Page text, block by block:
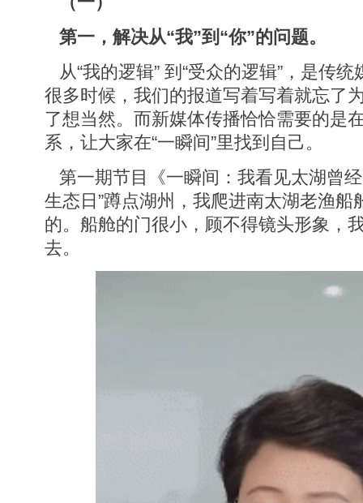
第一，解决从“我”到“你”的问题。
从“我的逻辑” 到“受众的逻辑”，是传
很多时候，我们的报道写着写着就忘了
了想当然。而新媒体传播恰恰需要的是
系，让大家在“一瞬间”里找到自己。
第一期节目《一瞬间：我看见太湖曾
生态日”蹲点湖州，我爬进南太湖老渔船
的。船舱的门很小，顾不得镜头形象，
去。